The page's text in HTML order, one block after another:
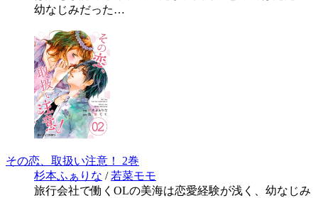
幼なじみだった…
その恋、取扱い注意！ 2巻
杉本ふぁりな / 若菜モモ
旅行会社で働くOLの美海は恋愛経験が浅く、幼なじみ